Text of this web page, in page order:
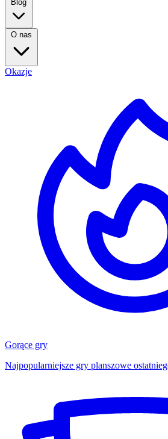
Blog
O nas
Okazje
Gorące gry
Najpopularniejsze gry planszowe